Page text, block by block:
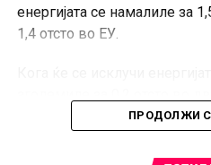
енергијата се намалиле за
1,4 отсто во ЕУ.
покажува дека
ПРОДОЛЖИ